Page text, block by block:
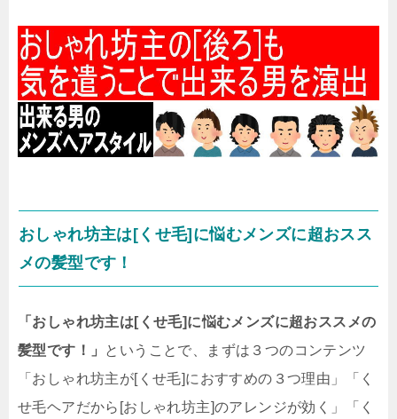
おしゃれ坊主は[くせ毛]に悩むメンズに超おスス
メの髪型です！
「おしゃれ坊主は[くせ毛]に悩むメンズに超おススメの
髪型です！」 ということで、まずは３つのコンテンツ
「おしゃれ坊主が[くせ毛]におすすめの３つ理由」「く
せ毛ヘアだから[おしゃれ坊主]のアレンジが効く」「く